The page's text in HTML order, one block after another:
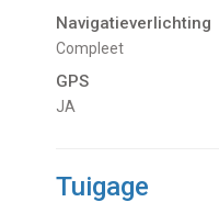
Navigatieverlichting
Compleet
GPS
JA
Tuigage